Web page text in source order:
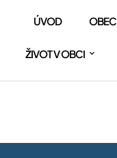
ÚVOD OBEC
ŽIVOT V OBCI